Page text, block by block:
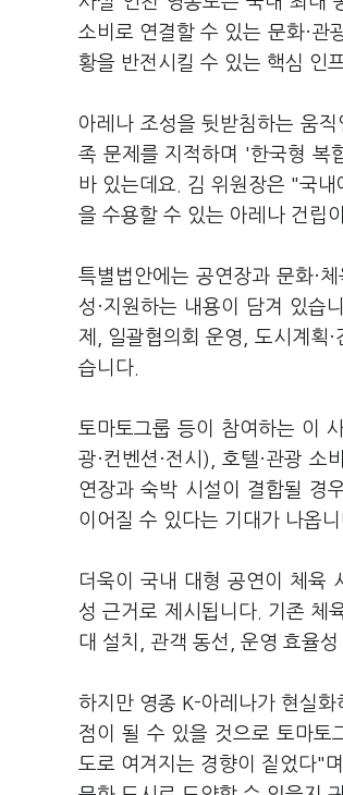
소비로 연결할 수 있는 문화·관
황을 반전시킬 수 있는 핵심 인
아레나 조성을 뒷받침하는 움
족 문제를 지적하며 '한국형 복
바 있는데요. 김 위원장은 "국
을 수용할 수 있는 아레나 건립
특별법안에는 공연장과 문화·
성·지원하는 내용이 담겨 있습
제, 일괄협의회 운영, 도시계획
습니다.
토마토그룹 등이 참여하는 이
광·컨벤션·전시), 호텔·관광
연장과 숙박 시설이 결합될 경
이어질 수 있다는 기대가 나옵니
더욱이 국내 대형 공연이 체육
성 근거로 제시됩니다. 기존 체
대 설치, 관객 동선, 운영 효율
하지만 영종 K-아레나가 현실
점이 될 수 있을 것으로 토마토
도로 여겨지는 경향이 짙었다"